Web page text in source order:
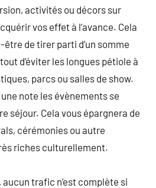
activités ou décors sur
vos effet à l’avance. Cela
de tirer parti d’un somme
d’éviter les longues pétiole à
parcs ou salles de show.
note les évènements se
séjour. Cela vous épargnera de
cérémonies ou autre
riches culturellement.
trafic n’est complète si